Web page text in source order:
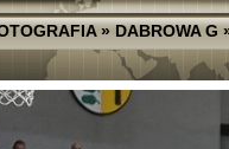
»DABROWA G